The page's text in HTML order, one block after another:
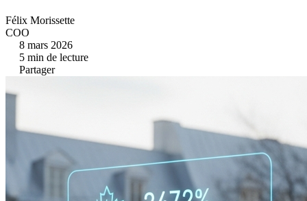
Félix Morissette
COO
8 mars 2026
5 min de lecture
Partager